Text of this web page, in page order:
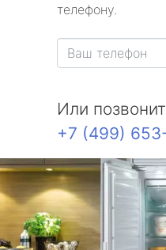
телефону.
Или
+7 (499)